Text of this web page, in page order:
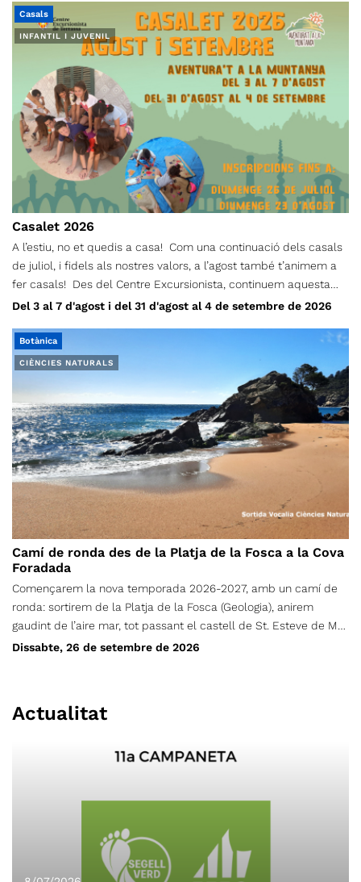
INFANTIL I JUVENIL
Casals
Casalet 2026
A l’estiu, no et quedis a casa! Com una continuació dels casals
de juliol, i fidels als nostres valors, a l’agost també t’animem a
fer casals! Des del Centre Excursionista, continuem aquesta
proposta perquè donem importància a què els infants, durant
d’activitats de lleure, orientació, tallers de natura, jocs d’aigua,
gimcanes, xerrades culturals… i molt més. L’Aventura’t d’agost i
setembre funcionarà per setmanes separades, i cada infant s’hi
pot inscriure les que més li convinguin. Els casals es duran a
terme alternant els espais del CET i zones verdes de Terrassa.
Podran participar-hi els infants nascuts entre els anys 2010 i
2022.
Del 3 al 7 d'agost i del 31 d'agost al 4 de setembre de 2026
CIÈNCIES NATURALS
Botànica
Camí de ronda des de la Platja de la Fosca a la Cova
Foradada
Començarem la nova temporada 2026-2027, amb un camí de
ronda: sortirem de la Platja de la Fosca (Geologia), anirem
gaudint de l’aire mar, tot passant el castell de St. Esteve de Mar
(Cultura), Pineda d’en Gori (flora), Cala S’Alquer (paisatge), Platja
Fosca (on hi ha més serveis). A un hora prudencial tornarem cap
de litoral, així com dels paisatges marins. Salut, flors i alguna
Dissabte, 26 de setembre de 2026
Actualitat